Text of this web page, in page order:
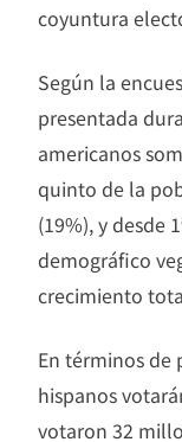
coyuntura
Según la
presentada
americanos
quinto de la
(19%), y desde
demográfico
crecimiento
En términos de
hispanos
votaron 32